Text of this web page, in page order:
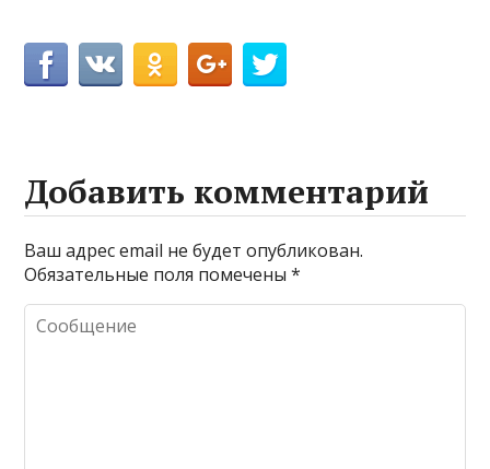
Добавить комментарий
Ваш адрес email не будет опубликован.
Обязательные поля помечены*